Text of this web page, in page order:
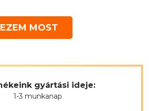
MOST
gyártási ideje:
1-3 munkanap